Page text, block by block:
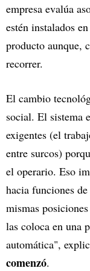
empresa evalúa
estén instalados
producto aunque,
recorrer.
El cambio
social. El sistema
exigentes (el
entre surcos)
el operario. Eso
hacia funciones
mismas
las coloca en una
automática",
comenzó.